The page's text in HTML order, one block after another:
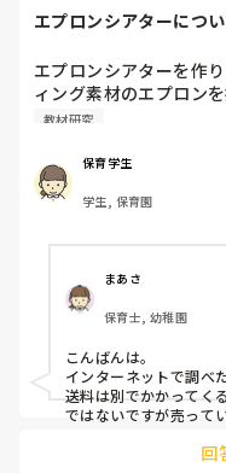
エプロンシアターにつ
エプロンシアターを作
ィング素材のエプロン
皆さんどこで買われてい
教材研究
保育学生
学生, 保育園
まあさ
保育士, 幼稚園
こんばんは。
インターネットで調べ
送料は別でかかってく
ではないですが売って
回